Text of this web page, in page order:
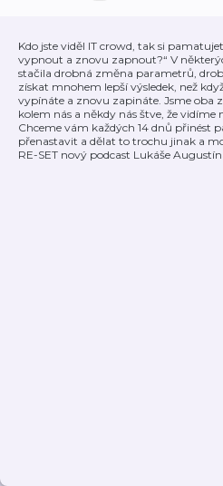
Kdo jste viděl IT crowd, tak si
vypnout a znovu zapnout?“ V
stačila drobná změna parametrů,
získat mnohem lepší výsledek, než
vypínáte a znovu zapináte. Jsme oba
kolem nás a někdy nás štve, že
Chceme vám každých 14 dnů přinést
přenastavit a dělat to trochu jinak a
RE-SET nový podcast Lukáše